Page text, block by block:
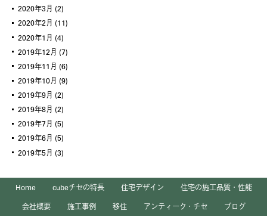
2020年3月 (2)
2020年2月 (11)
2020年1月 (4)
2019年12月 (7)
2019年11月 (6)
2019年10月 (9)
2019年9月 (2)
2019年8月 (2)
2019年7月 (5)
2019年6月 (5)
2019年5月 (3)
Home cubeチセの特長 住宅デザイン
住宅の施工品質・性能
会社概要
施工事例 移住 アンティーク・チセ ブログ